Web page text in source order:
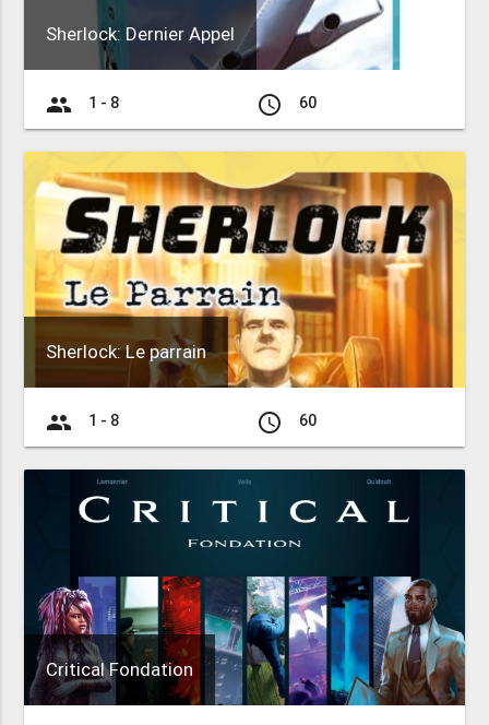
Sherlock: Dernier Appel
group 1 - 8 access_time 60
Sherlock: Le parrain
group 1 - 8 access_time 60
Critical Fondation